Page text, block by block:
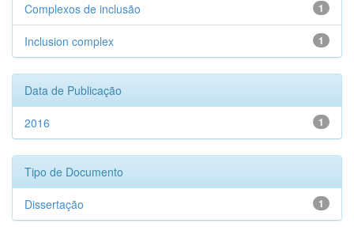
1
Complexos de inclusão
1
Inclusion complex
Data de Publicação
1
2016
Tipo de Documento
1
Dissertação